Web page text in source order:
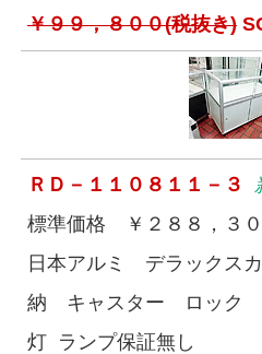
￥９９，８００(税抜き)
ＲＤ－１１０８１１－３
標準価格 ￥２８８，３０
日本アルミ デラックス
納 キャスター ロック
灯 ランプ保証無し